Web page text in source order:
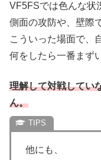
VF5FSでは色んな状
側面の攻防や、壁際
こういった場面で、
何をしたら一番まず
理解して対戦してい
ん。
他にも、